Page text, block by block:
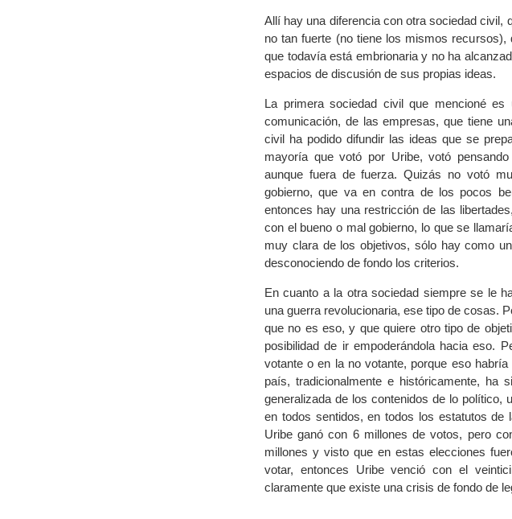
Allí hay una diferencia con otra sociedad civil,
no tan fuerte (no tiene los mismos
que todavía está embrionaria y no ha
espacios de discusión de sus propias ideas.
La primera sociedad civil que mencioné
comunicación, de las empresas, que tiene
civil ha podido difundir las ideas que se
mayoría que votó por Uribe, votó
aunque fuera de fuerza. Quizás no votó
gobierno, que va en contra de los pocos
entonces hay una restricción de las
con el bueno o mal gobierno, lo que se
muy clara de los objetivos, sólo hay como
desconociendo de fondo los criterios.
En cuanto a la otra sociedad siempre se le
una guerra revolucionaria, ese tipo de cosas.
que no es eso, y que quiere otro tipo de
posibilidad de ir empoderándola hacia eso.
votante o en la no votante, porque eso
país, tradicionalmente e históricamente, ha
generalizada de los contenidos de lo
en todos sentidos, en todos los estatutos de
Uribe ganó con 6 millones de votos, pero
millones y visto que en estas elecciones
votar, entonces Uribe venció con el
claramente que existe una crisis de fondo de